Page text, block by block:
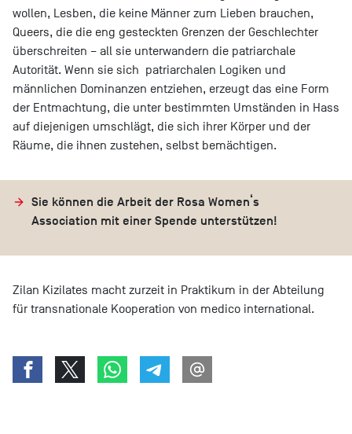
wollen, Lesben, die keine Männer zum Lieben brauchen,
Queers, die die eng gesteckten Grenzen der Geschlechter
überschreiten – all sie unterwandern die patriarchale
Autorität. Wenn sie sich patriarchalen Logiken und
männlichen Dominanzen entziehen, erzeugt das eine Form
der Entmachtung, die unter bestimmten Umständen in Hass
auf diejenigen umschlägt, die sich ihrer Körper und der
Räume, die ihnen zustehen, selbst bemächtigen.
Sie können die Arbeit der Rosa Women‘s
Association mit einer Spende unterstützen!
Zilan Kizilates macht zurzeit in Praktikum in der Abteilung
für transnationale Kooperation von medico international.